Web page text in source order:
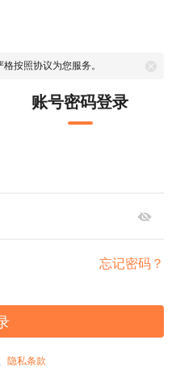
格按照协议为您服务。
账号密码登录
忘记密码？
隐私条款